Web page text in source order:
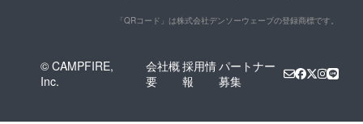
「QRコード」は株式会社デンソーウェーブの登録商標です。
© CAMPFIRE,
Inc.
会社概
要
採用情
報
パートナー
募集